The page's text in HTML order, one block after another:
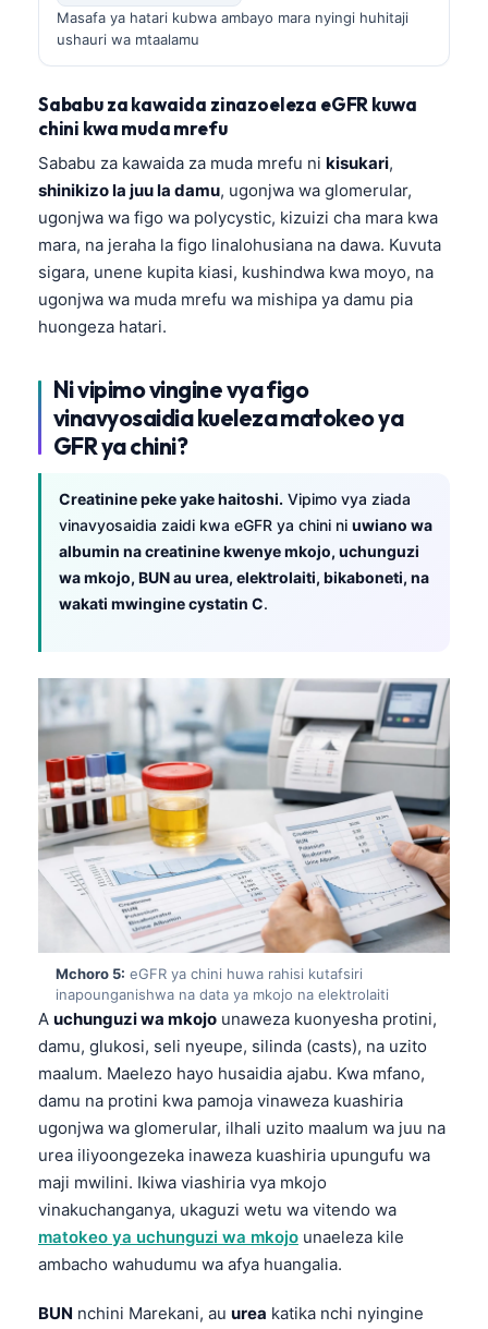
Masafa ya hatari kubwa ambayo mara nyingi huhitaji
ushauri wa mtaalamu
Sababu za kawaida zinazoeleza eGFR kuwa
chini kwa muda mrefu
Sababu za kawaida za muda mrefu ni kisukari,
shinikizo la juu la damu, ugonjwa wa glomerular,
ugonjwa wa figo wa polycystic, kizuizi cha mara kwa
mara, na jeraha la figo linalohusiana na dawa. Kuvuta
sigara, unene kupita kiasi, kushindwa kwa moyo, na
ugonjwa wa muda mrefu wa mishipa ya damu pia
huongeza hatari.
Ni vipimo vingine vya figo
vinavyosaidia kueleza matokeo ya
GFR ya chini?
Creatinine peke yake haitoshi. Vipimo vya ziada
vinavyosaidia zaidi kwa eGFR ya chini ni uwiano wa
albumin na creatinine kwenye mkojo, uchunguzi
wa mkojo, BUN au urea, elektrolaiti, bikaboneti, na
wakati mwingine cystatin C.
Mchoro 5: eGFR ya chini huwa rahisi kutafsiri
inapounganishwa na data ya mkojo na elektrolaiti
A uchunguzi wa mkojo unaweza kuonyesha protini,
damu, glukosi, seli nyeupe, silinda (casts), na uzito
maalum. Maelezo hayo husaidia ajabu. Kwa mfano,
damu na protini kwa pamoja vinaweza kuashiria
ugonjwa wa glomerular, ilhali uzito maalum wa juu na
urea iliyoongezeka inaweza kuashiria upungufu wa
maji mwilini. Ikiwa viashiria vya mkojo
vinakuchanganya, ukaguzi wetu wa vitendo wa
matokeo ya uchunguzi wa mkojo unaeleza kile
ambacho wahudumu wa afya huangalia.
BUN nchini Marekani, au urea katika nchi nyingine
Shqip
اردو
मराठी
తెలుగు
தமிழ்
ગુજરાતી
ಕನ್ನಡ
മലയാളം
Bahasa Melayu
Tiếng Việt
Tagalog
ไทย
ဗမာစာ
ភាសាខ្មែរ
አማርኛ
Українська
O‘zbekcha
Suomi
Hrvatski
Slovenčina
پښتو
سنڌي
සිංහල
Galego
Latviešu valoda
Македонски јазик
Euskara
Gàidhlig
Occitan
Монгол